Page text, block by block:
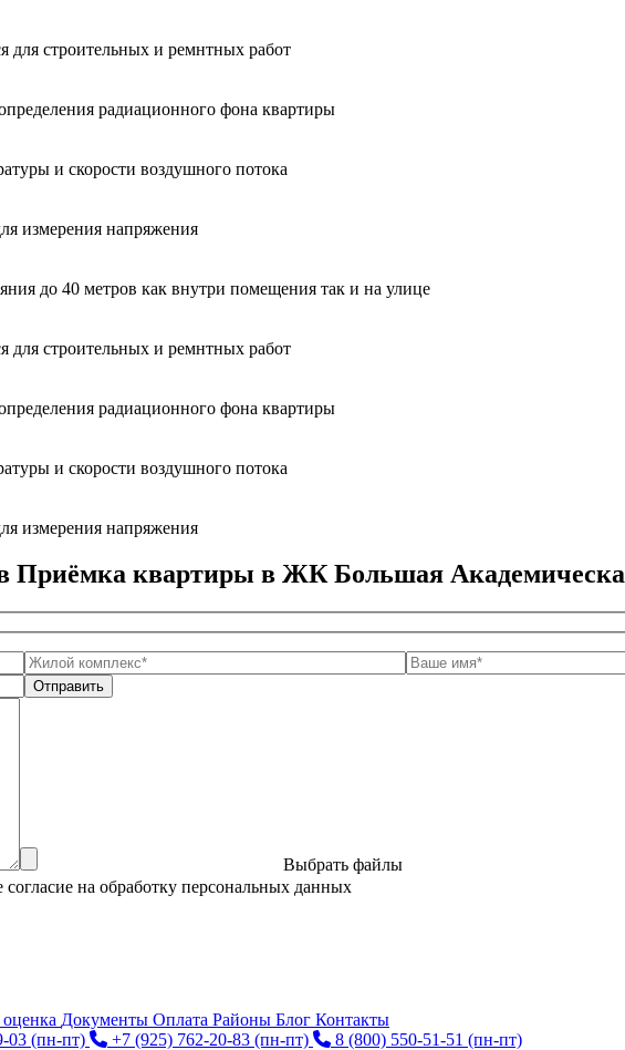
для строительных и ремнтных работ
радиационного фона квартиры
и скорости воздушного потока
измерения напряжения
до 40 метров как внутри помещения так и на улице
для строительных и ремнтных работ
радиационного фона квартиры
и скорости воздушного потока
измерения напряжения
Приёмка квартиры в ЖК Большая
Выбрать файлы
на обработку персональных данных
Документы Оплата Районы Блог Контакты
03 (пн-пт) +7 (925) 762-20-83 (пн-пт) 8 (800) 550-51-51 (пн-пт)